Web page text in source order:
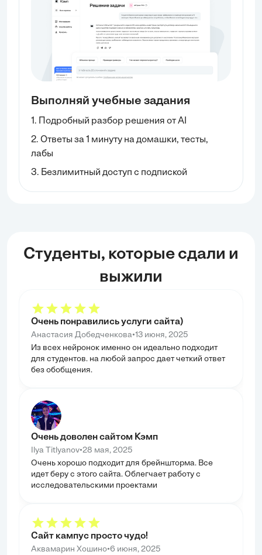
Выполняй учебные задания
1. Подробный разбор решения от AI
2. Ответы за 1 минуту на домашки, тесты,
лабы
3. Безлимитный доступ с подпиской
Студенты, которые сдали и
выжили
Очень понравились услуги сайта)
Анастасия Добедченкова•13 июня, 2025
Из всех нейронок именно он идеально подходит
для студентов. на любой запрос дает четкий ответ
без обобщения.
Очень доволен сайтом Кэмп
Ilya Titlyanov•28 мая, 2025
Очень хорошо подходит для брейншторма. Все
идет беру с этого сайта. Облегчает работу с
исследовательскими проектами
Сайт кампус просто чудо!
Аквамарин Хошино•6 июня, 2025